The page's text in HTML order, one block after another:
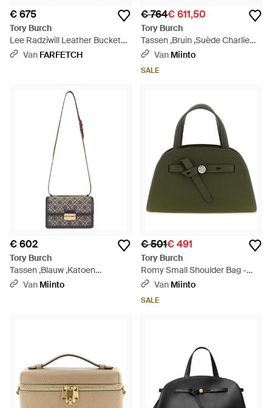
€ 675
Tory Burch
Lee Radziwill Leather Bucket
Bag - Bruin
Van FARFETCH
€ 764€ 611,50
Tory Burch
Tassen ,Bruin ,Suède Charlie
Suède Schoudertas - Bruin
Van Miinto
SALE
€ 602
Tory Burch
Tassen ,Blauw ,Katoen
Schoudertas Met Monogram -
Van Miinto
€ 501€ 491
Tory Burch
Romy Small Shoulder Bag -
Groen
Van Miinto
SALE